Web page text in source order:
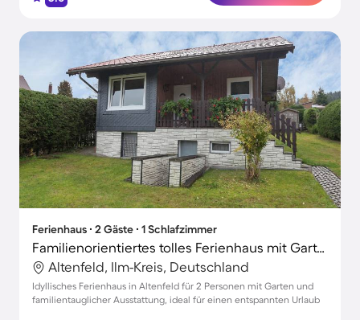
Ferienhaus ∙ 2 Gäste ∙ 1 Schlafzimmer
Familienorientiertes tolles Ferienhaus mit Garten, Grill und Terrasse | Haustiere sind willkommen
Altenfeld, Ilm-Kreis, Deutschland
Idyllisches Ferienhaus in Altenfeld für 2 Personen mit Garten und
familientauglicher Ausstattung, ideal für einen entspannten Urlaub